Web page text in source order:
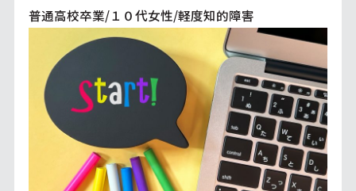
普通高校卒業/１０代女性/軽度知的障害